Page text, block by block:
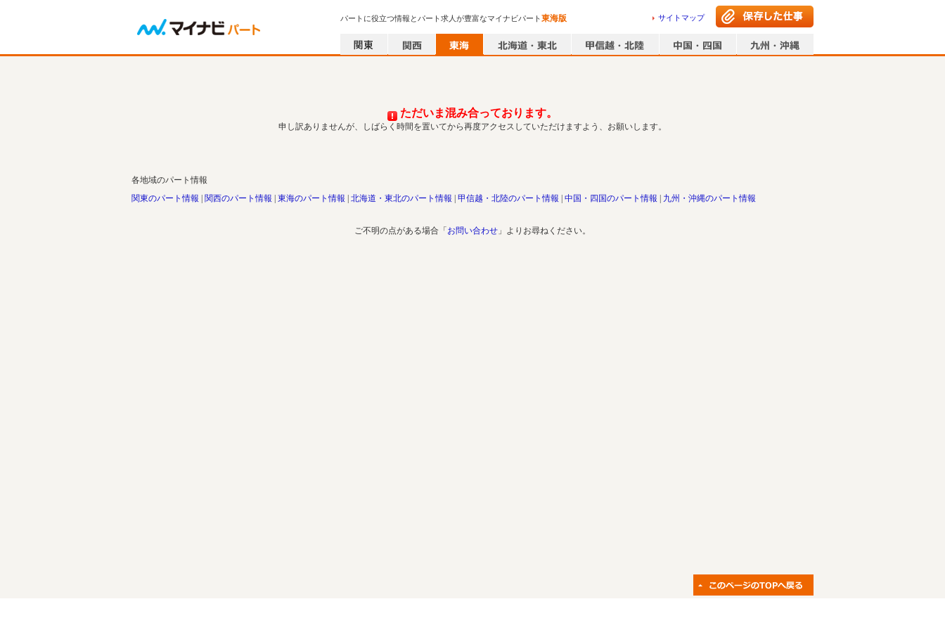
パートに役立つ情報とパート求人が豊富なマイナビパート東海版 サイトマップ
ただいま混み合っております。
申し訳ありませんが、しばらく時間を置いてから再度アクセスしていただけますよう、お願いします。
各地域のパート情報
関東のパート情報
関西のパート情報 東海のパート情報 北海道・東北のパート情報 甲信越・北陸のパート情報 中国・四国のパート情報 九州・沖縄のパート情報
ご不明の点がある場合「 お問い合わせ 」よりお尋ねください。